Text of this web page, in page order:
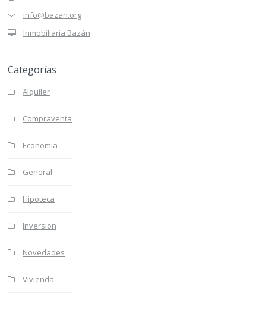
info@bazan.org
Inmobiliaria Bazán
Categorías
Alquiler
Compraventa
Economia
General
Hipoteca
Inversion
Novedades
Vivienda